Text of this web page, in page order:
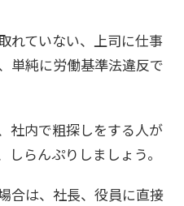
れていない、上司に仕事
単純に労働基準法違反で
社内で粗探しをする人が
らんぷりしましょう。
合は、社長、役員に直接